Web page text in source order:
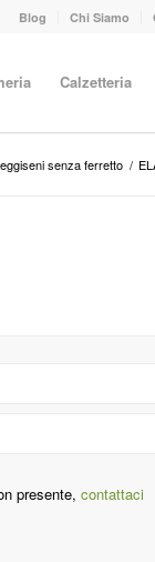
Blog Chi Siamo
Calzetteria
senza ferretto /
presente, contattaci